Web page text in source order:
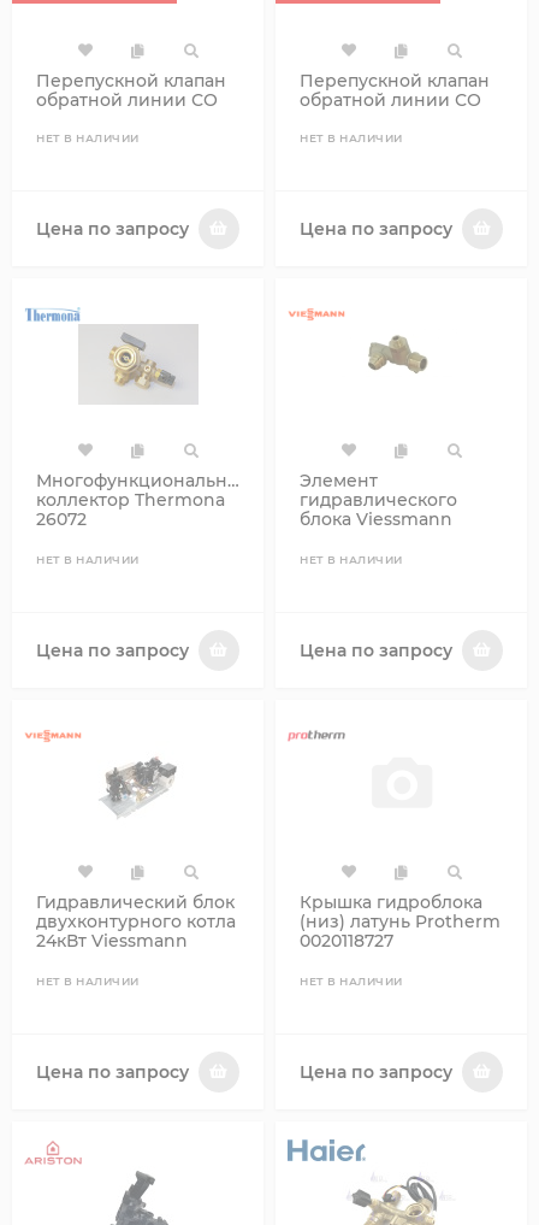
Перепускной клапан
обратной линии СО
НЕТ В НАЛИЧИИ
Цена по запросу
Перепускной клапан
обратной линии СО
НЕТ В НАЛИЧИИ
Цена по запросу
Многофункциональный
коллектор Thermona
26072
НЕТ В НАЛИЧИИ
Цена по запросу
Элемент
гидравлического
блока Viessmann
НЕТ В НАЛИЧИИ
Цена по запросу
Гидравлический блок
двухконтурного котла
24кВт Viessmann
7833960)
НЕТ В НАЛИЧИИ
Цена по запросу
Крышка гидроблока
(низ) латунь Protherm
0020118727
НЕТ В НАЛИЧИИ
Цена по запросу